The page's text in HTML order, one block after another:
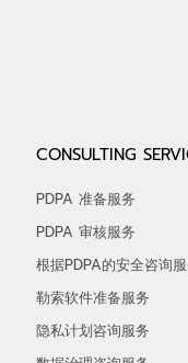
CONSULTING
PDPA 准备服务
PDPA 审核服务
根据PDPA的安全咨询
勒索软件准备服务
隐私计划咨询服务